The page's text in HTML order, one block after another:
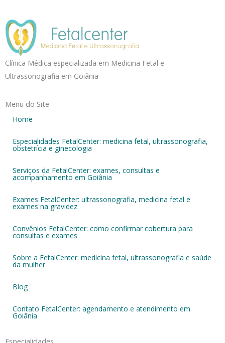
Clínica Médica especializada em Medicina Fetal e
Ultrassonografia em Goiânia
Menu do Site
Home
Especialidades FetalCenter: medicina fetal, ultrassonografia,
obstetrícia e ginecologia
Serviços da FetalCenter: exames, consultas e
acompanhamento em Goiânia
Exames FetalCenter: ultrassonografia, medicina fetal e
exames na gravidez
Convênios FetalCenter: como confirmar cobertura para
consultas e exames
Sobre a FetalCenter: medicina fetal, ultrassonografia e saúde
da mulher
Blog
Contato FetalCenter: agendamento e atendimento em
Goiânia
Especialidades